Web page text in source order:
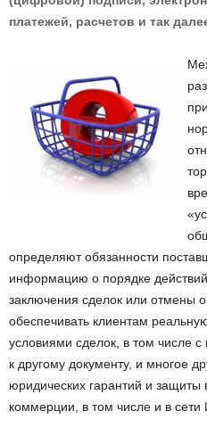
платежей, расчетов и так
определяют обязанности
информацию о порядке
заключения сделок или отмены
обеспечивать клиентам
условиями сделок, в том числе
к другому документу, и многое
юридических гарантий и защиты
коммерции, в том числе и в сети